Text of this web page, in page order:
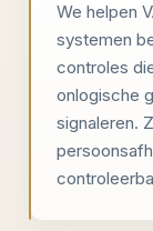
We helpen
systemen
controles
onlogische
signaleren.